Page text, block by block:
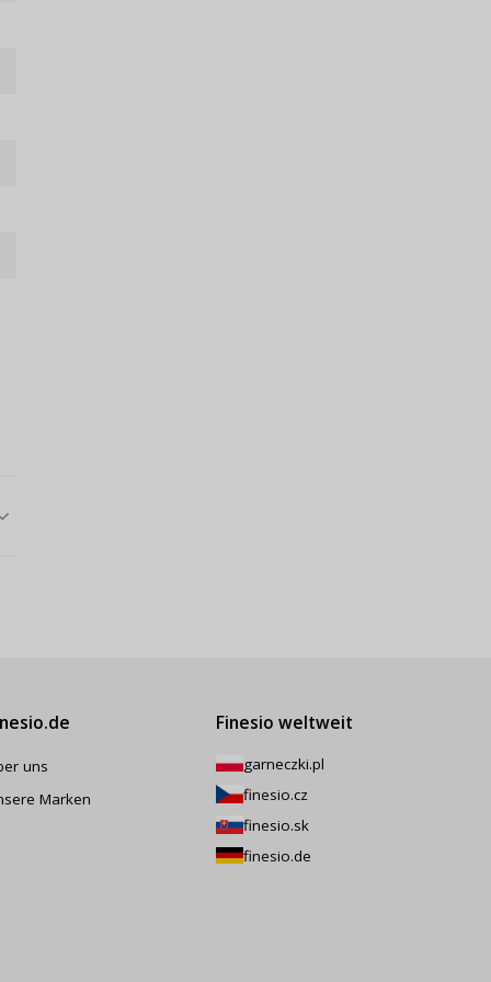
uns
Marken
Finesio weltweit
garneczki.pl
finesio.cz
finesio.sk
finesio.de